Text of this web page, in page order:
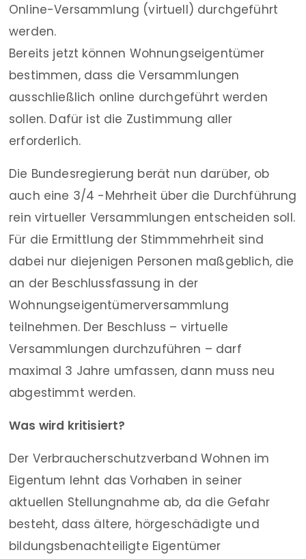
Online-Versammlung (virtuell) durchgeführt
werden.
Bereits jetzt können Wohnungseigentümer
bestimmen, dass die Versammlungen
ausschließlich online durchgeführt werden
sollen. Dafür ist die Zustimmung aller
erforderlich.
Die Bundesregierung berät nun darüber, ob
auch eine 3/4 -Mehrheit über die Durchführung
rein virtueller Versammlungen entscheiden soll.
Für die Ermittlung der Stimmmehrheit sind
dabei nur diejenigen Personen maßgeblich, die
an der Beschlussfassung in der
Wohnungseigentümerversammlung
teilnehmen. Der Beschluss – virtuelle
Versammlungen durchzuführen – darf
maximal 3 Jahre umfassen, dann muss neu
abgestimmt werden.
Was wird kritisiert?
Der Verbraucherschutzverband Wohnen im
Eigentum lehnt das Vorhaben in seiner
aktuellen Stellungnahme ab, da die Gefahr
besteht, dass ältere, hörgeschädigte und
bildungsbenachteiligte Eigentümer